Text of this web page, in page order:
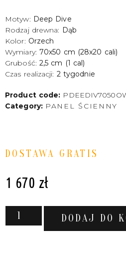
Motyw: Deep Dive
Rodzaj drewna: Dąb
Kolor: Orzech
Wymiary: 70x50 cm (28x20 cali)
Grubość: 2,5 cm (1 cal)
Czas realizacji: 2 tygodnie
Product code:
Category: PANEL ŚCIENNY
DOSTAWA GRATIS
1 670 zł
DODAJ DO